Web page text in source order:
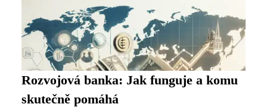
Rozvojová banka: Jak funguje a komu
skutečně pomáhá